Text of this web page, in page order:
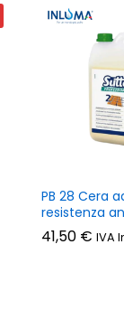
PB 28 Cera
resistenza
41,50 € IVA